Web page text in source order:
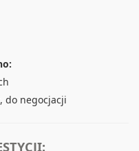
, do negocjacji